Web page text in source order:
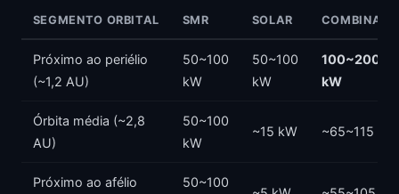
SEGMENTO ORBITAL SMR SOLAR COMBINADO
Próximo ao periélio
(~1,2 AU)
50~100
kW
50~100
kW
100~200
kW
Órbita média (~2,8
AU)
50~100
kW
~15 kW ~65~115 kW
Próximo ao afélio
50~100